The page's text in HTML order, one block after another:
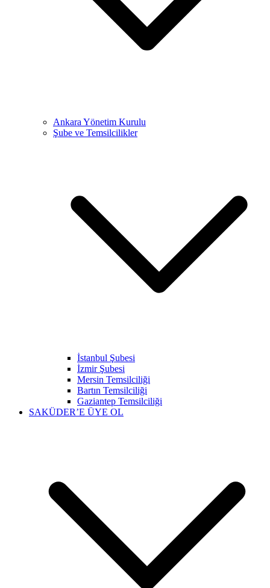
Ankara Yönetim Kurulu
Şube ve Temsilcilikler
İstanbul Şubesi
İzmir Şubesi
Mersin Temsilciliği
Bartın Temsilciliği
Gaziantep Temsilciliği
SAKÜDER’E ÜYE OL